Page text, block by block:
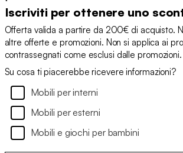
Iscriviti per ottenere uno
Offerta valida a partire da 200€ di acquisto.
altre offerte e promozioni. Non si applica ai
contrassegnati come esclusi dalle promozioni.
Su cosa ti piacerebbe ricevere informazioni?
Mobili per interni
Mobili per esterni
Mobili e giochi per bambini